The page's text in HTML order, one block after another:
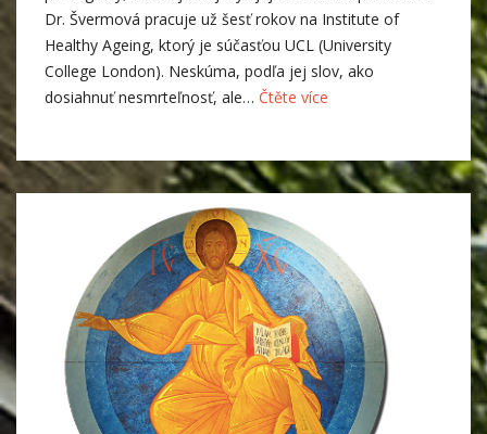
Dr. Švermová pracuje už šesť rokov na Institute of
Healthy Ageing, ktorý je súčasťou UCL (University
College London). Neskúma, podľa jej slov, ako
dosiahnuť nesmrteľnosť, ale… Čtěte více